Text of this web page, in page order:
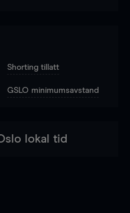
Shorting tillatt
GSLO minimumsavstand
lokal tid